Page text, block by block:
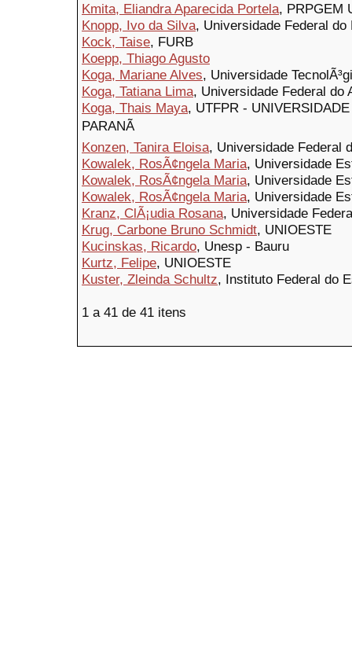
Kmita, Eliandra Aparecida Portela, PRPGEM
Knopp, Ivo da Silva, Universidade Federal
Kock, Taise, FURB
Koepp, Thiago Agusto
Koga, Mariane Alves, Universidade
Koga, Tatiana Lima, Universidade Federal do
Koga, Thais Maya, UTFPR -
PARANÃ
Konzen, Tanira Eloisa, Universidade Federal
Kowalek, RosÃ¢ngela Maria, Universidade
Kowalek, RosÃ¢ngela Maria, Universidade
Kowalek, RosÃ¢ngela Maria, Universidade
Kranz, ClÃ¡udia Rosana, Universidade
Krug, Carbone Bruno Schmidt, UNIOESTE
Kucinskas, Ricardo, Unesp - Bauru
Kurtz, Felipe, UNIOESTE
Kuster, Zleinda Schultz, Instituto Federal do
1 a 41 de 41 itens